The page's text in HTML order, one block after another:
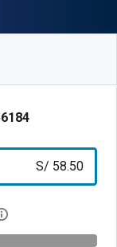
S/ 58.50
Abre el cuadro de